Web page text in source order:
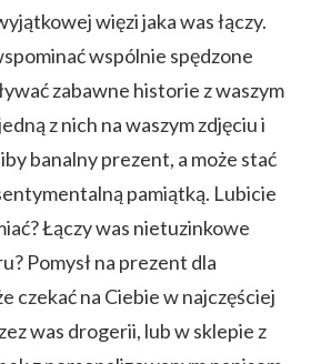
więzi jaka was łączy.
wspólnie spędzone
zabawne historie z waszym
z nich na waszym zdjęciu i
banalny prezent, a może stać
pamiątką. Lubicie
Łączy was nietuzinkowe
Pomysł na prezent dla
czekać na Ciebie w najczęściej
was drogerii, lub w sklepie z